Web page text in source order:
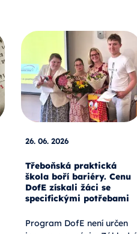
26. 06. 2026
Třeboňská praktická
škola boří bariéry. Cenu
DofE získali žáci se
specifickými potřebami
Program DofE není určen